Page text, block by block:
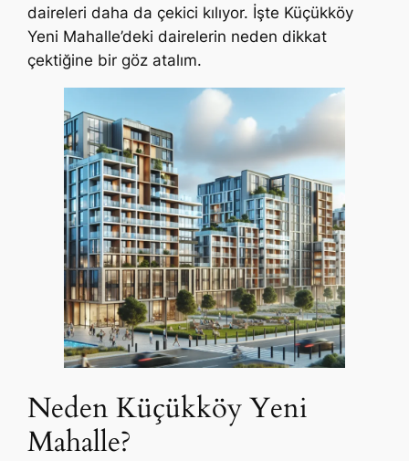
daireleri daha da çekici kılıyor. İşte Küçükköy
Yeni Mahalle’deki dairelerin neden dikkat
çektiğine bir göz atalım.
Neden Küçükköy Yeni
Mahalle?